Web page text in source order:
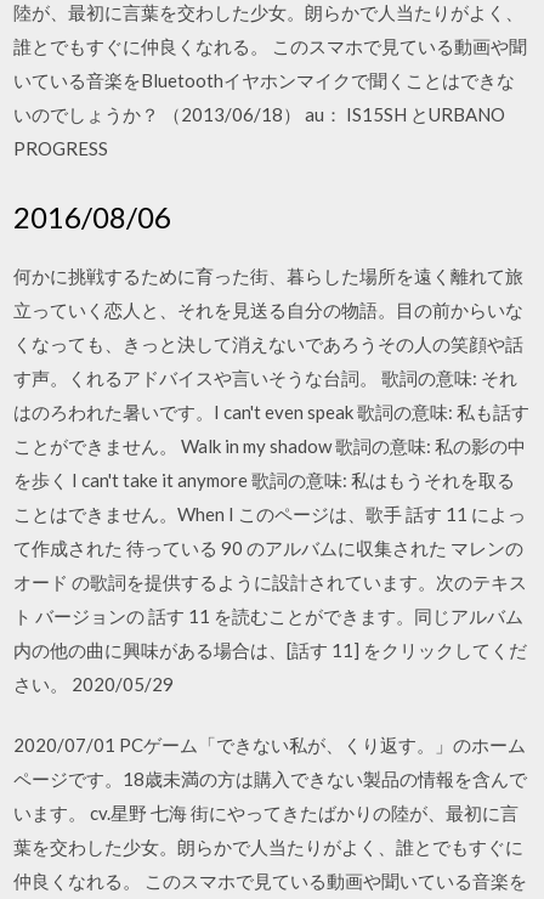
陸が、最初に言葉を交わした少女。朗らかで人当たりがよく、
誰とでもすぐに仲良くなれる。 このスマホで見ている動画や聞
いている音楽をBluetoothイヤホンマイクで聞くことはできな
いのでしょうか？ （2013/06/18） au： IS15SH とURBANO
PROGRESS
2016/08/06
何かに挑戦するために育った街、暮らした場所を遠く離れて旅
立っていく恋人と、それを見送る自分の物語。目の前からいな
くなっても、きっと決して消えないであろうその人の笑顔や話
す声。くれるアドバイスや言いそうな台詞。 歌詞の意味: それ
はのろわれた暑いです。I can't even speak 歌詞の意味: 私も話す
ことができません。 Walk in my shadow 歌詞の意味: 私の影の中
を歩く I can't take it anymore 歌詞の意味: 私はもうそれを取る
ことはできません。When I このページは、歌手 話す 11 によっ
て作成された 待っている 90 のアルバムに収集された マレンの
オード の歌詞を提供するように設計されています。次のテキス
ト バージョンの 話す 11 を読むことができます。同じアルバム
内の他の曲に興味がある場合は、[話す 11] をクリックしてくだ
さい。 2020/05/29
2020/07/01 PCゲーム「できない私が、くり返す。」のホーム
ページです。18歳未満の方は購入できない製品の情報を含んで
います。 cv.星野 七海 街にやってきたばかりの陸が、最初に言
葉を交わした少女。朗らかで人当たりがよく、誰とでもすぐに
仲良くなれる。 このスマホで見ている動画や聞いている音楽を